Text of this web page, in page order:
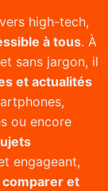
high-tech,
à tous. À
sans jargon, il
et actualités
ou encore
engageant,
et